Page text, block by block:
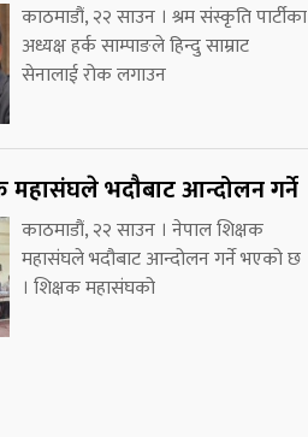
काठमाडौं, २२ साउन । श्रम संस्कृति पार्टीका
अध्यक्ष हर्क साम्पाङले हिन्दु साम्राट
सेनालाई रोक लगाउन
महासंघले भदौबाट आन्दोलन गर्ने
काठमाडौं, २२ साउन । नेपाल शिक्षक
महासंघले भदौबाट आन्दोलन गर्ने भएको छ
। शिक्षक महासंघको